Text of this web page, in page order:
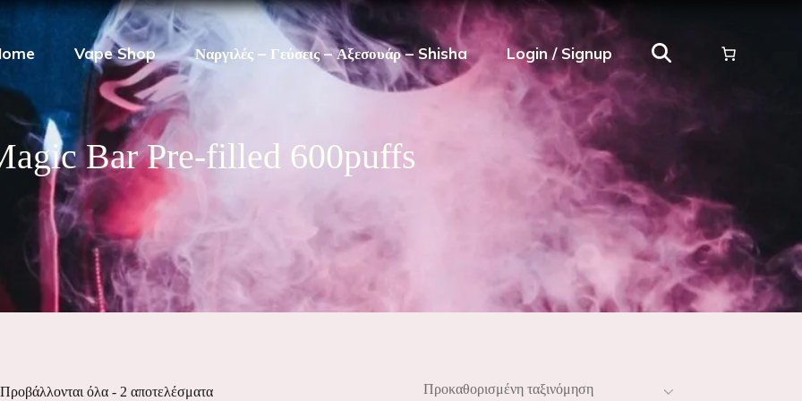
Vape Shop Ναργιλές – Γεύσεις – Αξεσουάρ – Shisha Login / Signup
Bar Pre-filled 600puffs
Προβάλλονται όλα - 2 αποτελέσματα Προκαθορισμένη ταξινόμηση